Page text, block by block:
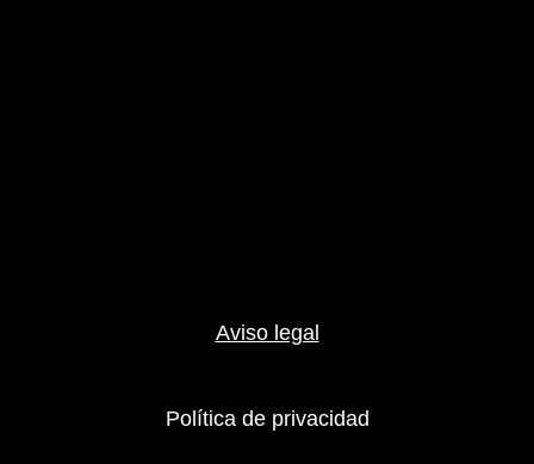
Aviso legal
Política de privacidad